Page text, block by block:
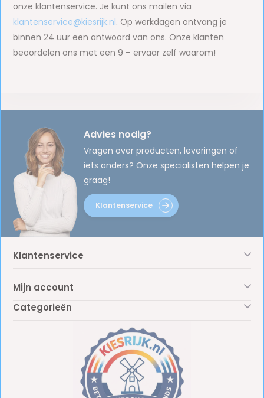
onze klantenservice. Je kunt ons mailen via
klantenservice@kiesrijk.nl. Op werkdagen ontvang je
binnen 24 uur een antwoord van ons. Onze klanten
beoordelen ons met een 9 – ervaar zelf waarom!
Advies nodig?
Vragen over producten, leveringen of
iets anders? Onze specialisten helpen je
graag!
Klantenservice
Klantenservice
Mijn account
Categorieën